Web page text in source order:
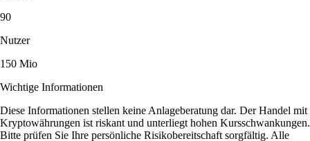
90
Nutzer
150 Mio
Wichtige Informationen
Diese Informationen stellen keine Anlageberatung dar. Der Handel mit
Kryptowährungen ist riskant und unterliegt hohen Kursschwankungen.
Bitte prüfen Sie Ihre persönliche Risikobereitschaft sorgfältig. Alle